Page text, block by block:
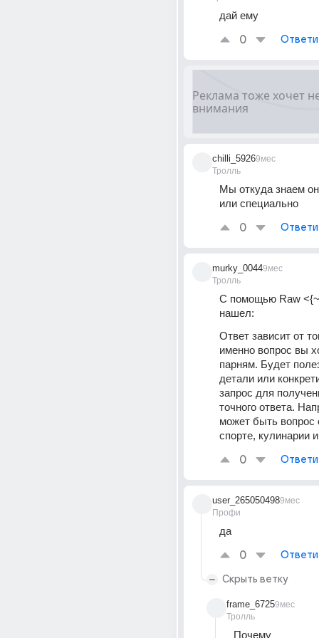
дай ему
0
chilli_5926
Тролль
9мес
Мы откуда знаем
или специально
0
murky_0044
Тролль
9мес
С помощью Raw
нашел:
Ответ зависит от
именно вопрос вы
парням. Будет
детали или
запрос для
точного ответа.
может быть вопрос
спорте, кулинарии
0
user_265050498
Профи
9мес
да
0
Скрыть ветку
frame_6725
Тролль
9мес
Почему